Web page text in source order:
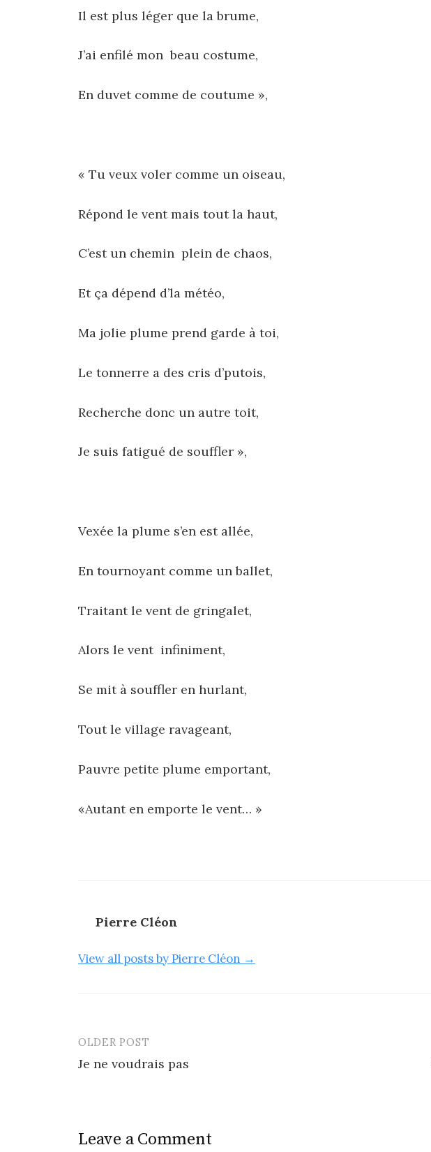
Il est plus léger que la brume,
J’ai enfilé mon beau costume,
En duvet comme de coutume »,
« Tu veux voler comme un oiseau,
Répond le vent mais tout la haut,
C’est un chemin plein de chaos,
Et ça dépend d’la météo,
Ma jolie plume prend garde à toi,
Le tonnerre a des cris d’putois,
Recherche donc un autre toit,
Je suis fatigué de souffler »,
Vexée la plume s’en est allée,
En tournoyant comme un ballet,
Traitant le vent de gringalet,
Alors le vent infiniment,
Se mit à souffler en hurlant,
Tout le village ravageant,
Pauvre petite plume emportant,
«Autant en emporte le vent… »
Pierre Cléon
View all posts by Pierre Cléon →
Post
navigation
OLDER POST
Je ne voudrais pas
Leave a Comment